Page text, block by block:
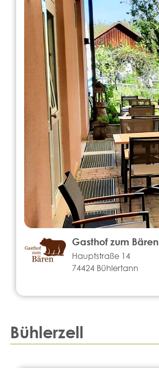
Gasthof zum Bären
Hauptstraße 14
74424 Bühlertann
Bühlerzell